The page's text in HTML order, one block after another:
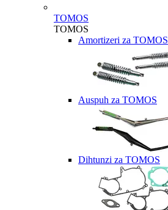
TOMOS
TOMOS
Amortizeri za TOMOS
Auspuh za TOMOS
Dihtunzi za TOMOS